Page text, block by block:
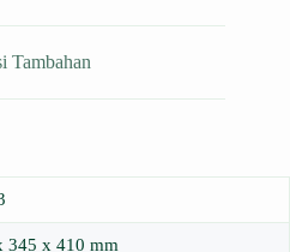
Tambahan
345 x 410 mm